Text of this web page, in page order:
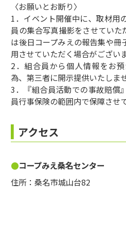
〈お願いとお断り〉
1．イベント開催中に、取材用
員の集合写真撮影をさせてい
は後日コープみえの報告集や冊
用させていただく場合がございま
2．組合員から個人情報をお
為、第三者に開示提供いたしま
3．『組合員活動での事故賠償
員行事保険の範囲内で保障させ
アクセス
コープみえ桑名センター
住所：桑名市城山台82